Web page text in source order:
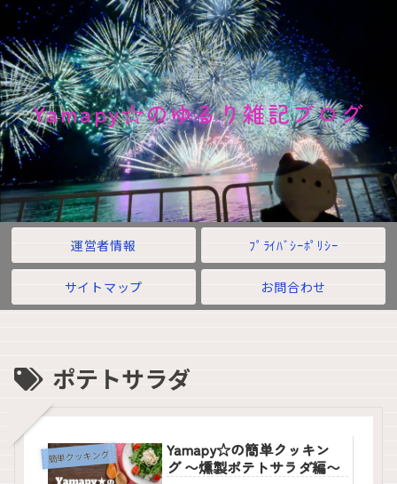
Yamapy☆のゆるり雑記ブログ
運営者情報 ﾌﾟﾗｲﾊﾞｼｰﾎﾟﾘｼｰ
サイトマップ お問合わせ
ポテトサラダ
簡単クッキング
Yamapy☆の簡単クッキン
グ 〜燻製ポテトサラダ編〜